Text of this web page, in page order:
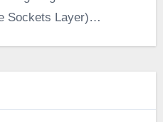
Sockets Layer)…